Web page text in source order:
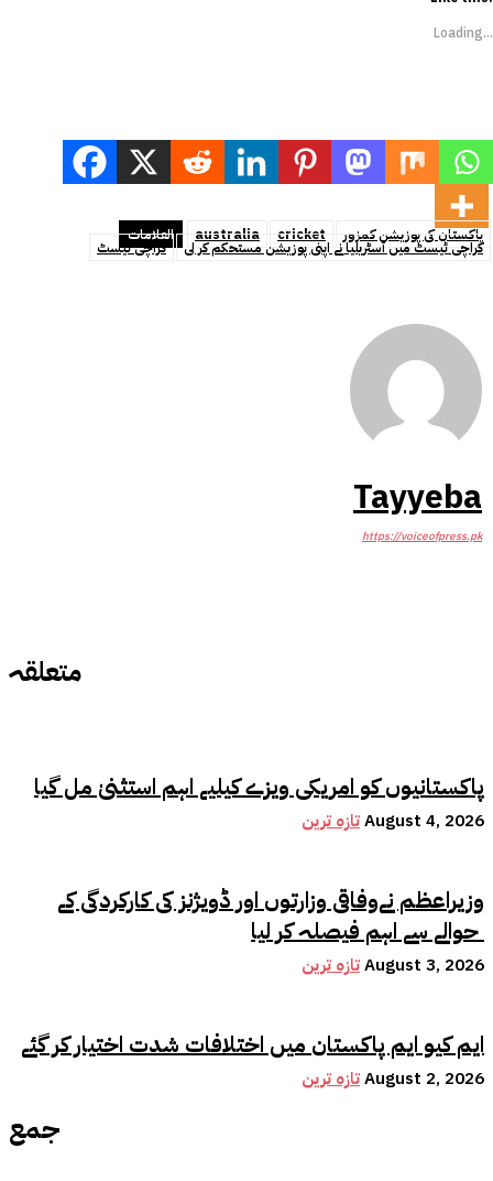
متعلقہ
پاکستانیوں کو امریکی ویزے کیلیے اہم استثنیٰ مل گیا
تازہ ترینAugust 4, 2026
وزیراعظم نےوفاقی وزارتوں اور ڈویژنز کی کارکردگی کے
حوالے سے اہم فیصلہ کر لیا
تازہ ترینAugust 3, 2026
ایم کیو ایم پاکستان میں اختلافات شدت اختیار کر گئے
تازہ ترینAugust 2, 2026
جمع
Loading...
العلامات australia cricket پاکستان کی پوزیشن کمزور
کراچی ٹیسٹ کراچی ٹیسٹ میں آسٹریلیا نے اپنی پوزیشن مستحکم کر لی
Tayyeba
https://voiceofpress.pk